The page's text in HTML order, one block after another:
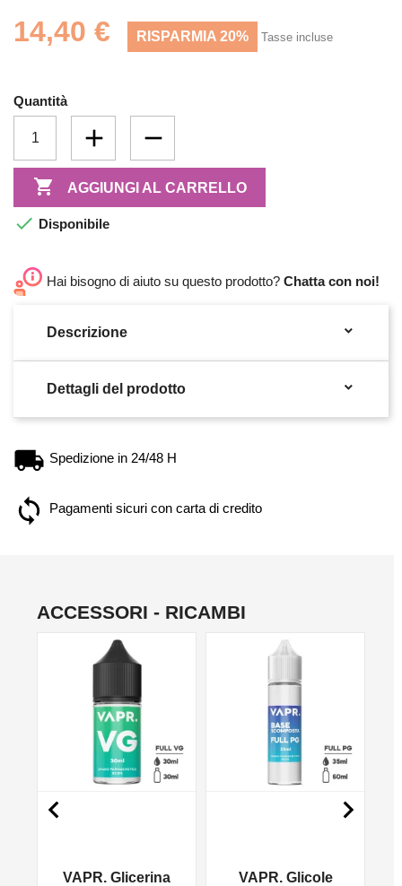
14,40 € RISPARMIA 20% Tasse incluse
Quantità
 AGGIUNGI AL CARRELLO
 Disponibile
Hai bisogno di aiuto su questo prodotto? Chatta con noi!
Descrizione 
Dettagli del prodotto 
Spedizione in 24/48 H
Pagamenti sicuri con carta di credito
ACCESSORI - RICAMBI
VAPR. Glicerina VAPR. Glicole
 